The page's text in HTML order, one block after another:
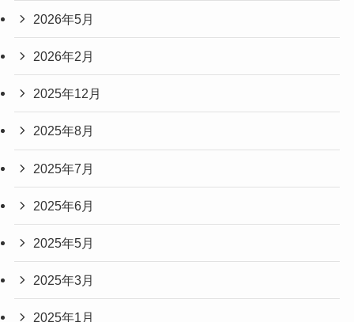
2026年5月
2026年2月
2025年12月
2025年8月
2025年7月
2025年6月
2025年5月
2025年3月
2025年1月